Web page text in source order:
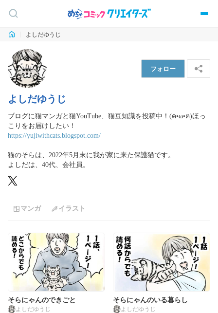
よしだゆうじ
よしだゆうじ
フォロー
ブログに猫マンガと猫YouTube、猫豆知識を投稿中！(ฅ•ω•ฅ)ほっ
https://yujiwithcats.blogspot.com/
猫のそらは、2022年5月末に我が家に来た保護猫です。
よしだは、40代、会社員。
マンガ イラスト
そらにゃんのできごと
よしだゆうじ
そらにゃんのいる暮らし
よしだゆうじ